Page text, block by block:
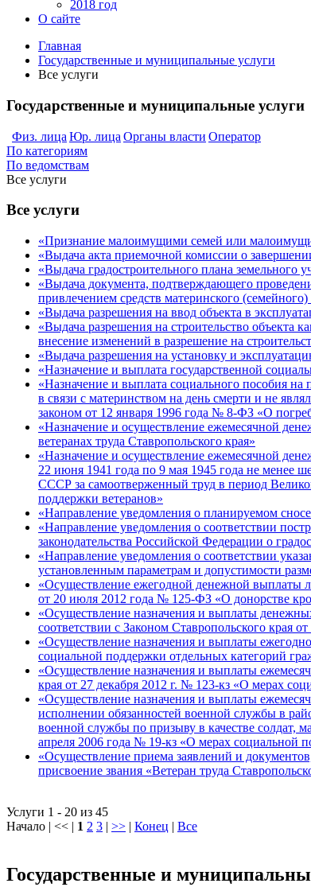
2018 год
О сайте
Главная
Государственные и муниципальные услуги
Все услуги
Государственные и муниципальные услуги
Физ. лица Юр. лица Органы власти Оператор
По категориям
По ведомствам
Все услуги
Все услуги
«Признание малоимущими семей или
«Выдача акта приемочной комиссии о
«Выдача градостроительного плана земельного
«Выдача документа, подтверждающего
привлечением средств материнского (семейного)
«Выдача разрешения на ввод объекта в
«Выдача разрешения на строительство объекта
внесение изменений в разрешение на
«Выдача разрешения на установку и
«Назначение и выплата государственной
«Назначение и выплата социального пособия
в связи с материнством на день смерти и не
законом от 12 января 1996 года № 8-ФЗ «О
«Назначение и осуществление ежемесячной
ветеранах труда Ставропольского края»
«Назначение и осуществление ежемесячной
22 июня 1941 года по 9 мая 1945 года не менее
СССР за самоотверженный труд в период
поддержки ветеранов»
«Направление уведомления о планируемом сносе
«Направление уведомления о соответствии
законодательства Российской Федерации о
«Направление уведомления о соответствии
установленным параметрам и допустимости
«Осуществление ежегодной денежной выплаты
от 20 июля 2012 года № 125-ФЗ «О донорстве
«Осуществление назначения и выплаты
соответствии с Законом Ставропольского края
«Осуществление назначения и выплаты
социальной поддержки отдельных категорий
«Осуществление назначения и выплаты
края от 27 декабря 2012 г. № 123-кз «О мерах
«Осуществление назначения и выплаты
исполнении обязанностей военной службы в
военной службы по призыву в качестве солдат,
апреля 2006 года № 19-кз «О мерах социальной
«Осуществление приема заявлений и
присвоение звания «Ветеран труда
Услуги 1 - 20 из 45
Начало | << | 1 2 3 | >> | Конец | Все
Государственные и